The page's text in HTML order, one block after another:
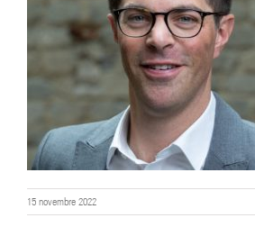
15 novembre 2022